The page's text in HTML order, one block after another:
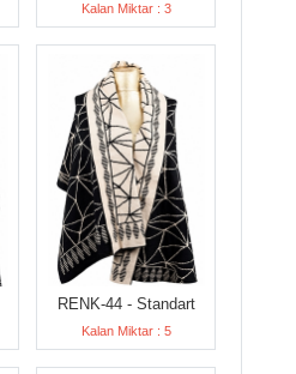
Kalan Miktar : 3
RENK-44 - Standart
Kalan Miktar : 5